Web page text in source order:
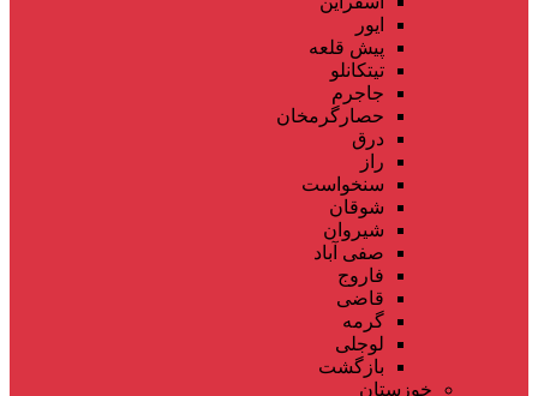
ایور
پیش قلعه
تیتکانلو
جاجرم
حصارگرمخان
درق
راز
سنخواست
شوقان
شیروان
صفی آباد
فاروج
قاضی
گرمه
لوجلی
بازگشت
خوزستان